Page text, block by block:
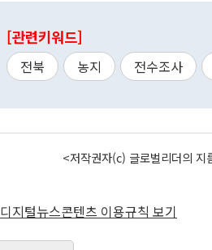
[관련키워드]
전북 농지 전수조사
<저작권자(c) 글로벌리더의
디지털뉴스콘텐츠 이용규칙 보기